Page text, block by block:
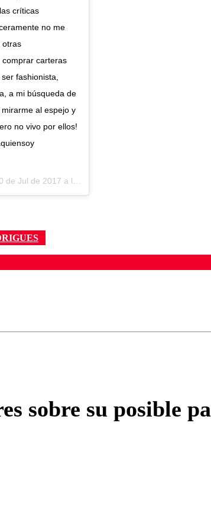
críticas
no me
otras
comprar carteras
fashionista,
a mi búsqueda de
al espejo y
no vivo por ellos!
de Jul de 2017 a la(s) 7:16 PDT
sobre su posible